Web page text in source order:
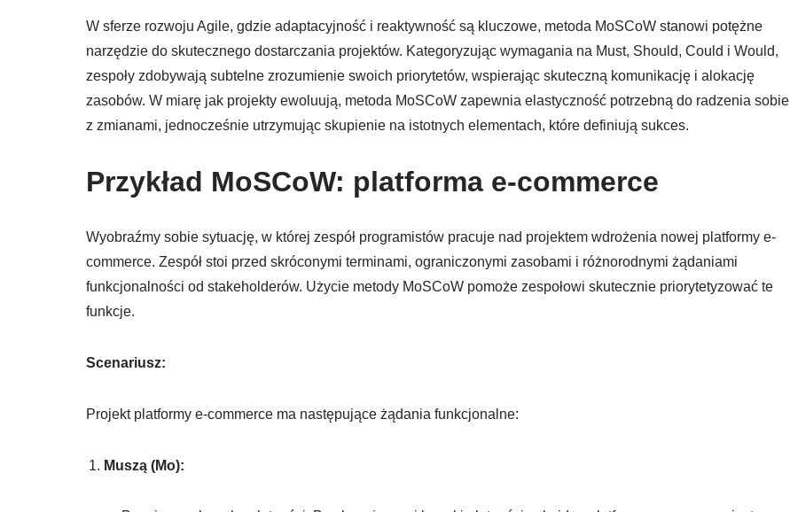
W sferze rozwoju Agile, gdzie adaptacyjność i reaktywność są kluczowe, metoda MoSCoW stanowi potężne
narzędzie do skutecznego dostarczania projektów. Kategoryzując wymagania na Must, Should, Could i Would,
zespoły zdobywają subtelne zrozumienie swoich priorytetów, wspierając skuteczną komunikację i alokację
zasobów. W miarę jak projekty ewoluują, metoda MoSCoW zapewnia elastyczność potrzebną do radzenia sobie
z zmianami, jednocześnie utrzymując skupienie na istotnych elementach, które definiują sukces.
Przykład MoSCoW: platforma e-commerce
Wyobraźmy sobie sytuację, w której zespół programistów pracuje nad projektem wdrożenia nowej platformy e-
commerce. Zespół stoi przed skróconymi terminami, ograniczonymi zasobami i różnorodnymi żądaniami
funkcjonalności od stakeholderów. Użycie metody MoSCoW pomoże zespołowi skutecznie priorytetyzować te
funkcje.
Scenariusz:
Projekt platformy e-commerce ma następujące żądania funkcjonalne:
Muszą (Mo):